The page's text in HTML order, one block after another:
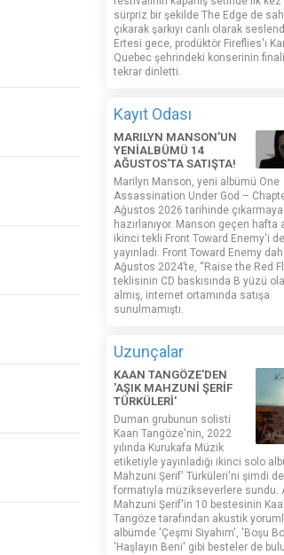
sürpriz bir şekilde The Edge de
çıkarak şarkıyı canlı olarak
Ertesi gece, prodüktör Fireflies'ı
Quebec şehrindeki konserinin
tekrar dinletti.
Kayıt Odası
MARILYN MANSON'UN
YENİALBÜMÜ 14
AĞUSTOS'TA SATIŞTA!
Marilyn Manson, yeni albümü One
Assassination Under God –
Ağustos 2026 tarihinde çıkarmaya
hazırlanıyor. Manson geçen hafta
ikinci tekli Front Toward Enemy'i de
yayınladı. Front Toward Enemy
Ağustos 2024’te, “Raise the Red
teklisinin CD baskısında B yüzü
almış, internet ortamında satışa
sunulmamıştı.
Uzunçalar
KAAN TANGÖZE'DEN
'AŞIK MAHZUNİ ŞERİF
TÜRKÜLERİ'
Duman grubunun solisti
Kaan Tangöze'nin, 2022
yılında Kurukafa Müzik
etiketiyle yayınladığı ikinci solo
Mahzuni Şerif' Türküleri'ni şimdi
formatıyla müzikseverlere sundu.
Mahzuni Şerif'in 10 bestesinin
Tangöze tarafından akustik
albümde 'Çeşmi Siyahım', 'Boşu
'Haşlayın Beni' gibi besteler de